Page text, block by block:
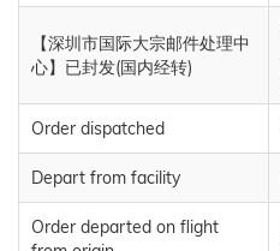
【深圳市国际大宗邮件处理中
心】已封发(国内经转)
Order dispatched
Depart from facility
Order departed on flight